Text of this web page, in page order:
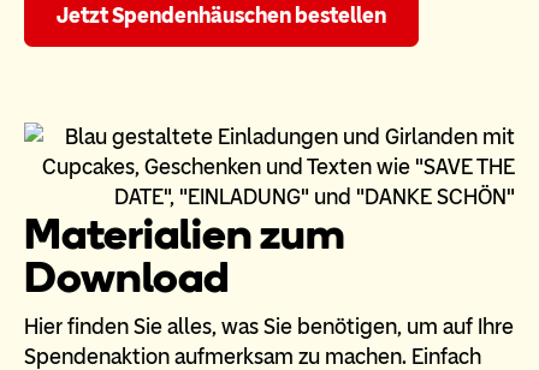
Jetzt Spendenhäuschen bestellen
Materialien zum
Download
Hier finden Sie alles, was Sie benötigen, um auf Ihre
Spendenaktion aufmerksam zu machen. Einfach